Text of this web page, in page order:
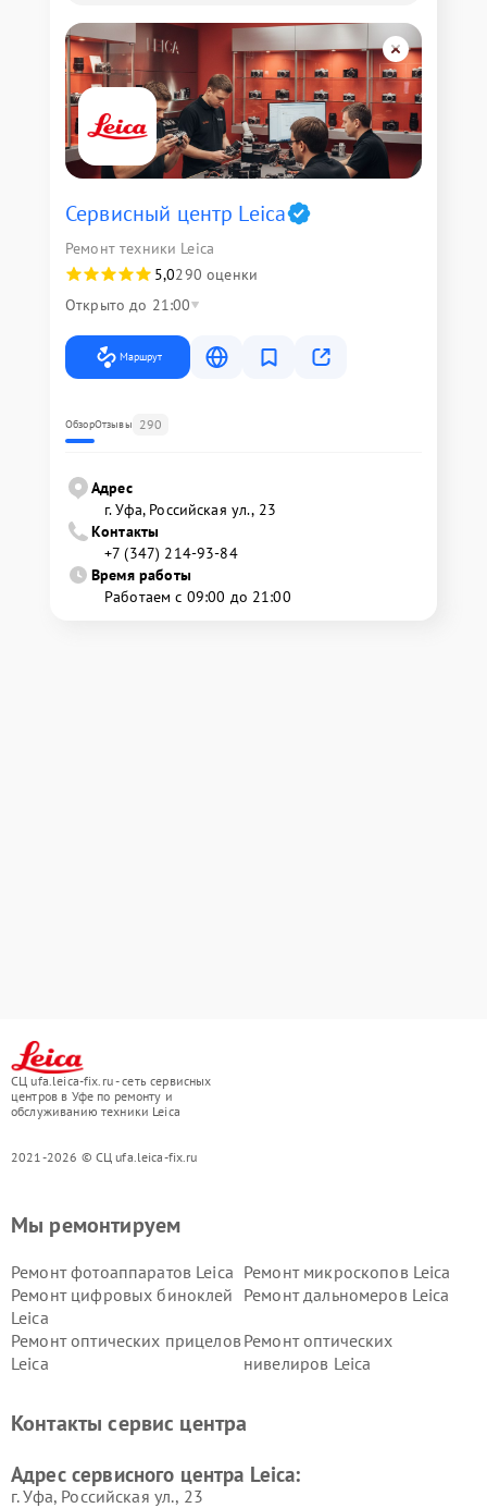
Сервисный центр Leica
Ремонт техники Leica
5,0290 оценки
Открыто до 21:00
Маршрут
ОбзорОтзывы 290
Адрес
г. Уфа, Российская ул., 23
Контакты
+7 (347) 214-93-84
Время работы
Работаем с 09:00 до 21:00
СЦ ufa.leica-fix.ru - сеть сервисных
центров в Уфе по ремонту и
обслуживанию техники Leica
2021-2026 © СЦ ufa.leica-fix.ru
Мы ремонтируем
Ремонт фотоаппаратов Leica Ремонт микроскопов Leica
Ремонт цифровых биноклей
Leica
Ремонт дальномеров Leica
Ремонт оптических прицелов
Leica
Ремонт оптических
нивелиров Leica
Контакты сервис центра
Адрес сервисного центра Leica:
г. Уфа, Российская ул., 23